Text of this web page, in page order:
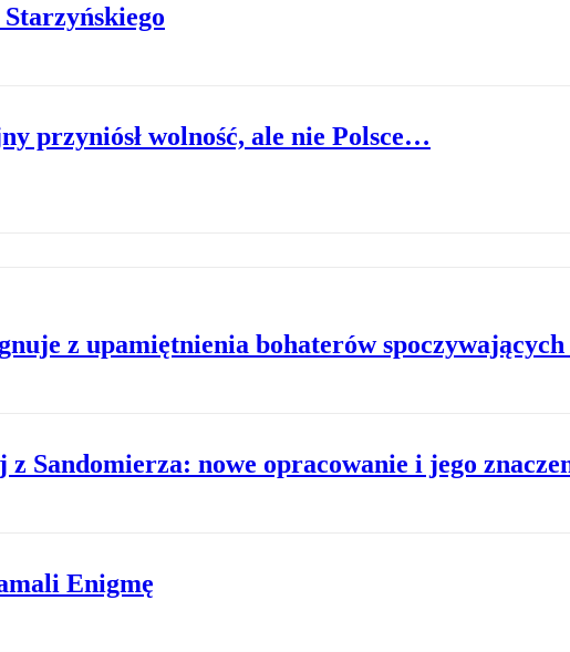
przyniósł wolność, ale nie Polsce…
z upamiętnienia bohaterów
Sandomierza: nowe opracowanie i jego
Enigmę